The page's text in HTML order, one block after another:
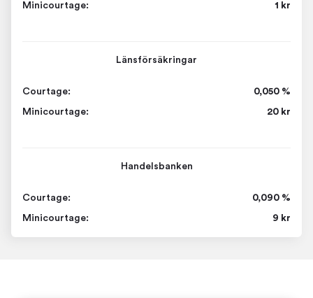
Minicourtage: 1 kr
Länsförsäkringar
Courtage: 0,050 %
Minicourtage: 20 kr
Handelsbanken
Courtage: 0,090 %
Minicourtage: 9 kr